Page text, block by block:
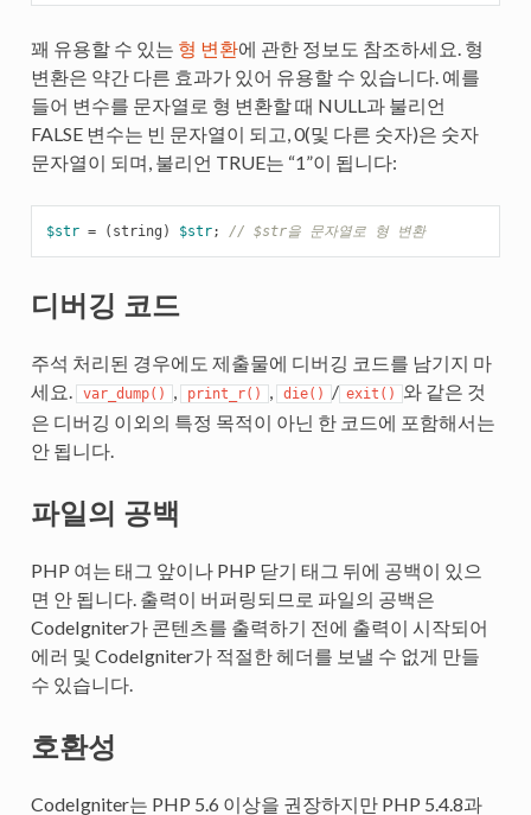
꽤 유용할 수 있는 형 변환에 관한 정보도 참조하세요. 형
변환은 약간 다른 효과가 있어 유용할 수 있습니다. 예를
들어 변수를 문자열로 형 변환할 때 NULL과 불리언
FALSE 변수는 빈 문자열이 되고, 0(및 다른 숫자)은 숫자
문자열이 되며, 불리언 TRUE는 “1”이 됩니다:
$str = ( string ) $str; // $str을 문자열로 형 변환
디버깅 코드
주석 처리된 경우에도 제출물에 디버깅 코드를 남기지 마
세요.
var_dump() , print_r() , die() / exit() 와 같은 것
은 디버깅 이외의 특정 목적이 아닌 한 코드에 포함해서는
안 됩니다.
파일의 공백
PHP 여는 태그 앞이나 PHP 닫기 태그 뒤에 공백이 있으
면 안 됩니다. 출력이 버퍼링되므로 파일의 공백은
CodeIgniter가 콘텐츠를 출력하기 전에 출력이 시작되어
에러 및 CodeIgniter가 적절한 헤더를 보낼 수 없게 만들
수 있습니다.
호환성
CodeIgniter는 PHP 5.6 이상을 권장하지만 PHP 5.4.8과